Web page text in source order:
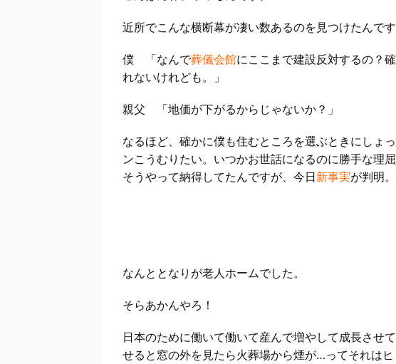
近所でこんな横断幕が凄い数あるのを見つけたんです
僕 「なんで葬儀会館にここまで建設反対するの？
れないけれども。」
親父 「地価が下がるからじゃないか？」
なるほど、確かに僕も住むところを選ぶときにしょ
ンこうむりたい。いつかお世話になるのに勝手な理
そうやって納得してたんですが、今日新事実が判明。
なんと となりが老人ホームでした。
そらあかんやろ！
日本のために働いて働いて産んで増やして成長させて
せると窓の外を見たら火葬場から煙が…ってそれはヒ